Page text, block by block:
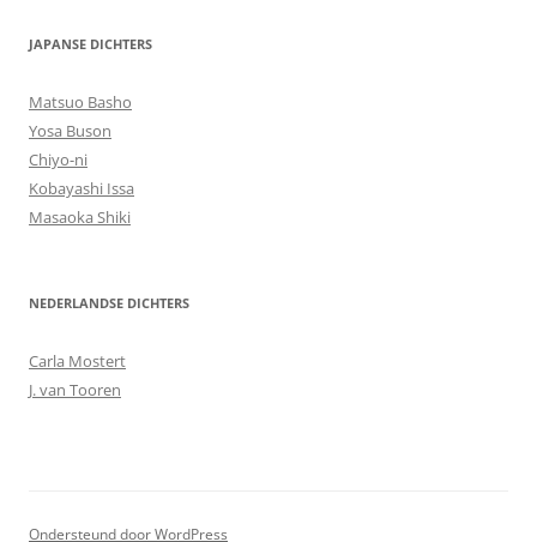
JAPANSE DICHTERS
Matsuo Basho
Yosa Buson
Chiyo-ni
Kobayashi Issa
Masaoka Shiki
NEDERLANDSE DICHTERS
Carla Mostert
J. van Tooren
Ondersteund door WordPress